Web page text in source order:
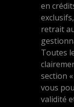
en
retrait
Toutes
section
vous
validité